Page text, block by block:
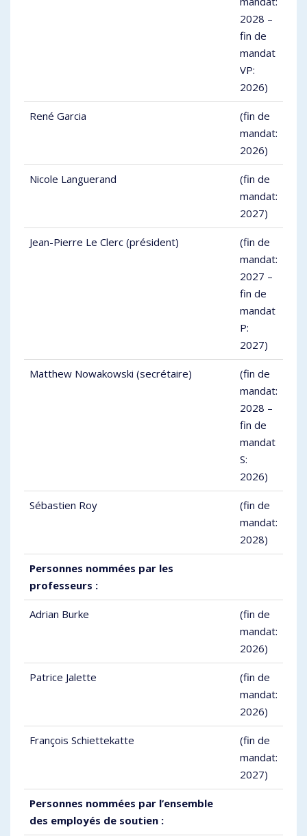
2028 –
fin de
mandat
VP:
2026)
René Garcia
(fin de
mandat:
2026)
Nicole Languerand
(fin de
mandat:
2027)
Jean-Pierre Le Clerc (président)
(fin de
mandat:
2027 –
fin de
mandat
P:
2027)
Matthew Nowakowski (secrétaire)
(fin de
mandat:
2028 –
fin de
mandat
S:
2026)
Sébastien Roy
(fin de
mandat:
2028)
Personnes nommées par les
professeurs :
Adrian Burke
(fin de
mandat:
2026)
Patrice Jalette
(fin de
mandat:
2026)
François Schiettekatte
(fin de
mandat:
2027)
Personnes nommées par l’ensemble
des employés de soutien :